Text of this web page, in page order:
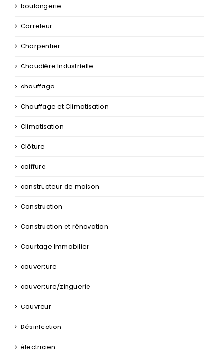
boulangerie
Carreleur
Charpentier
Chaudière Industrielle
chauffage
Chauffage et Climatisation
Climatisation
Clôture
coiffure
constructeur de maison
Construction
Construction et rénovation
Courtage Immobilier
couverture
couverture/zinguerie
Couvreur
Désinfection
électricien